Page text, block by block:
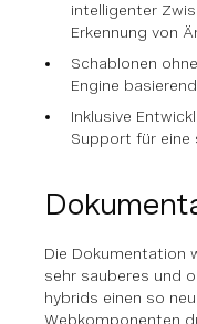
intelligenter
Erkennung von
Schablonen
Engine
Inklusive
Support für eine
Die Dokumentation
sehr sauberes und
hybrids einen so
Webkomponenten